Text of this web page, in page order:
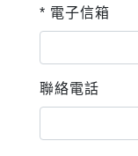
* 電子信箱
聯絡電話